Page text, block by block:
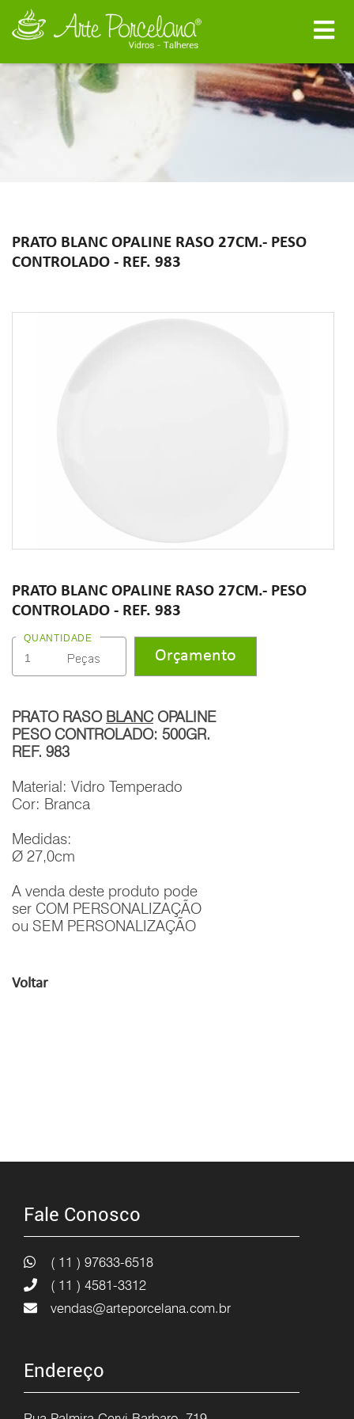
PRATO BLANC OPALINE RASO 27CM.- PESO
CONTROLADO - REF. 983
PRATO BLANC OPALINE RASO 27CM.- PESO
CONTROLADO - REF. 983
QUANTIDADE
PRATO RASO BLANC OPALINE
PESO CONTROLADO: 500GR.
REF. 983
Material: Vidro Temperado
Cor: Branca
Medidas:
Ø 27,0cm
A venda deste produto pode
ser COM PERSONALIZAÇÃO
ou SEM PERSONALIZAÇÃO
Voltar
Fale Conosco
( 11 ) 97633-6518
( 11 ) 4581-3312
vendas@arteporcelana.com.br
Endereço